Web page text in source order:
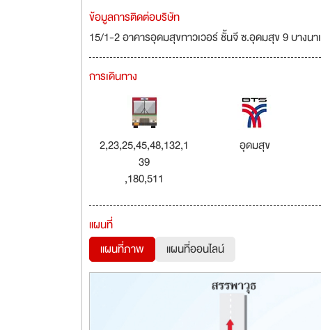
ข้อมูลการติดต่อบริษัท
15/1-2 อาคารอุดมสุขทาวเวอร์ ชั้นจี ซ.อุดมสุข 9 บางน
การเดินทาง
2,23,25,45,48,132,1
39
,180,511
อุดมสุข
แผนที่
แผนที่ภาพ
แผนที่ออนไลน์